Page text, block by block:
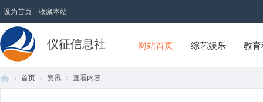
设为首页 收藏本站
仪征信息社 网站首页 综艺娱乐 教
首页 资讯 查看内容